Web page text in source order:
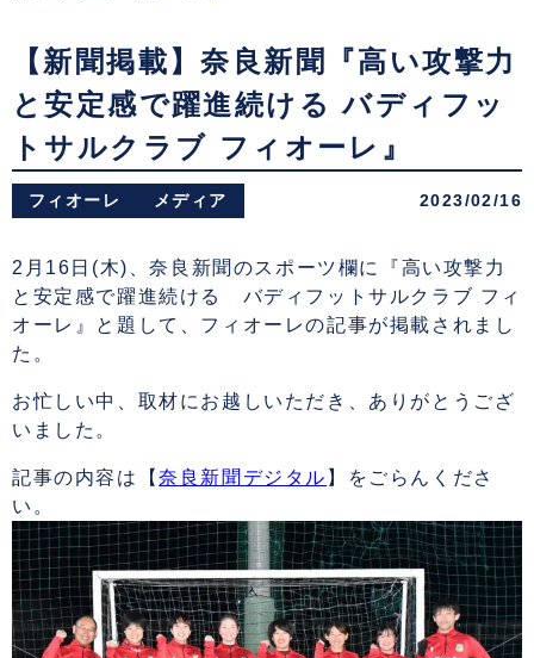
【新聞掲載】奈良新聞『高い攻撃力
と安定感で躍進続ける バディフッ
トサルクラブ フィオーレ』
フィオーレ メディア 2023/02/16
2月16日(木)、奈良新聞のスポーツ欄に『高い攻撃力
と安定感で躍進続ける バディフットサルクラブ フィ
オーレ』と題して、フィオーレの記事が掲載されまし
た。
お忙しい中、取材にお越しいただき、ありがとうござ
いました。
記事の内容は【奈良新聞デジタル 】をごらんくださ
い。